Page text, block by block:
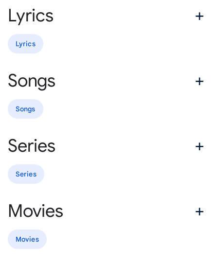
Lyrics
Lyrics
Songs
Songs
Series
Series
Movies
Movies